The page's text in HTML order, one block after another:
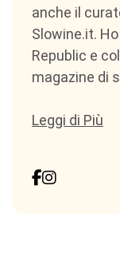
anche il
Slowine.it.
Republic e
magazine di
Leggi di Più